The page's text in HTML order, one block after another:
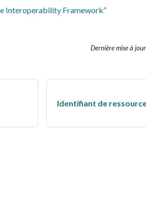
Interoperability Framework”
Dernière mise à jour
Identifiant de